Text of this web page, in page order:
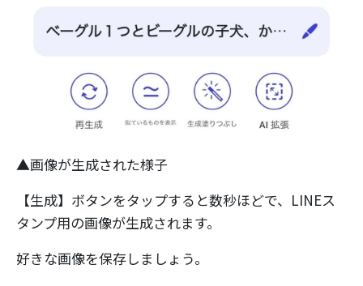
▲画像が生成された様子
【生成】ボタンをタップすると数秒ほどで、LINEス
タンプ用の画像が生成されます。
好きな画像を保存しましょう。